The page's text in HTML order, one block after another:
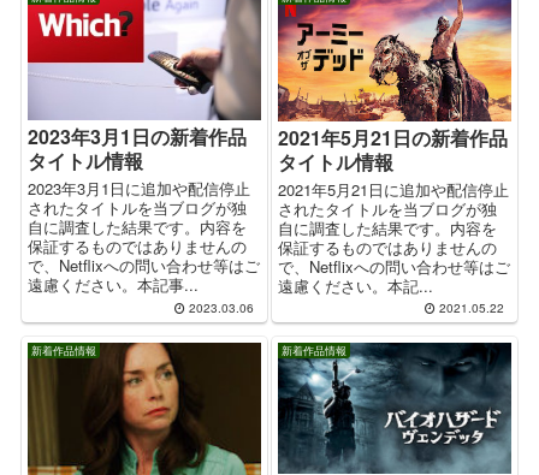
2023年3月1日の新着作品
タイトル情報
2023年3月1日に追加や配信停止
されたタイトルを当ブログが独
自に調査した結果です。内容を
保証するものではありませんの
で、Netflixへの問い合わせ等はご
遠慮ください。本記事...
2023.03.06
2021年5月21日の新着作品
タイトル情報
2021年5月21日に追加や配信停止
されたタイトルを当ブログが独
自に調査した結果です。内容を
保証するものではありませんの
で、Netflixへの問い合わせ等はご
遠慮ください。本記...
2021.05.22
新着作品情報 新着作品情報